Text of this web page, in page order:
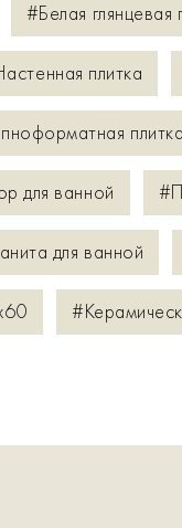
#Белая глянцевая
плитка
для ванной
для ванной